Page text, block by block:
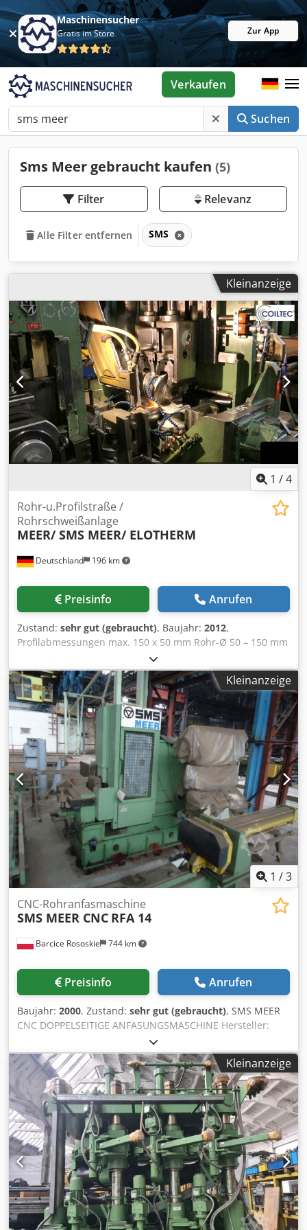
Maschinensucher
Gratis im Store Zur App
Suchen
Verkaufen
Sms Meer gebraucht kaufen (5)
Filter Relevanz
Alle Filter entfernen SMS
Kleinanzeige
1 /4
Deutschland 196 km
Rohr-u.Profilstraße /
Rohrschweißanlage
MEER/ SMS MEER/ ELOTHERM
Preisinfo Anrufen
Zustand: sehr gut (gebraucht), Baujahr: 2012,
Profilabmessungen max. 150 x 50 mm Rohr-Ø 50 – 150 mm
Wandstärke 1,5 - 5,5 mm Referenzmaterial (Zugfestigkeit)
600 N/mm² Coil-Ø max. 2.100 mm Coilgewicht max. 10 t
Fertigrohrlänge max. 9.000 mm Rundrohr-Ø gem.
Auflistung Profilrohrabmessungen gem. Auflistung
Geschwindigkeit 100 m/min Arbeitsrichtung links → rechts
Anlagenzusammenstellung: 1. Einlaufteil:
Doppelwendehaspel Bundöffner/Treiber/Richtmaschine
Schopfschere Bandendenschweißanlage Bandführung
Bandtwister/Treiber/Einlauf Bandspeicher Bandspeicher
Besäumen Auslauftwister 2. Formteil: Anzahl der
horizontalen Gerüste: 4 Codpfouc Sw Aox Aqxorf Anzahl
der vertikalen Gerüste: 3 3. Schweißung 4. Kalibrierung 5.
Ablängung 6. Fasen 7. Ausblasen 8. Bündeln 9. Hydraulik
10. Elektrik
Kleinanzeige
1 /3
Barcice Rososkie 744 km
CNC-Rohranfasmaschine
SMS MEER CNC RFA 14
Preisinfo Anrufen
Baujahr: 2000, Zustand: sehr gut (gebraucht), SMS MEER
CNC DOPPELSEITIGE ANFASUNGSMASCHINE Hersteller:
SMS MEER Typ: RFA 14 Baujahr: 2000 Arbeitsbereich: Rohr
Ø 21,3 - 114,3 mm Wandstärke 2,3 - 11 mm Länge: 6-12m
Bestehend aus zwei RFA14 Anfasmaschinen mit
Transportvorrichtungen zwischen den Maschinen. Die
Aufgabe der Maschinen ist es, beide Enden der Rohre
innen und außen anzufasen. Der Bereich der
Durchmesser der angefasten Rohre 21.3-114,3mm und
Wandstärke von 2.3-11mm im Längenbereich von 6-12m.
Die Aufgabe des Transports im Bereich der
Anfasmaschinen ist es, die Rohre vom Rollgang abzuholen
und zwischen den Anfasmaschinen zu bewegen.
Cjdpfoghrgujx Aqxorf
Kleinanzeige